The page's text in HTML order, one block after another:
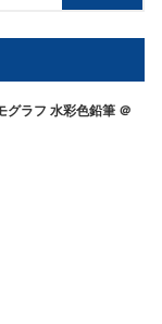
グラフ 水彩色鉛筆 ＠